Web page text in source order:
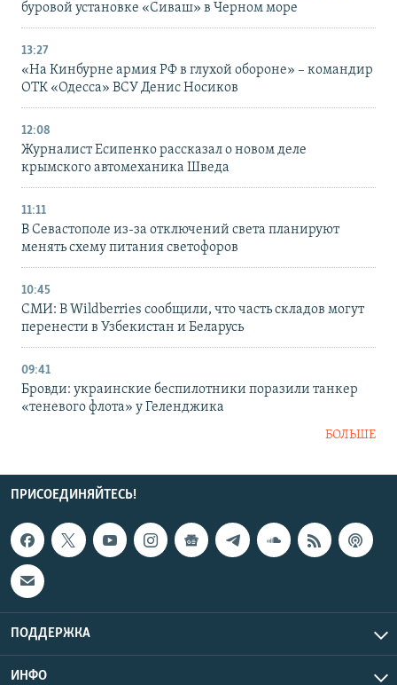
буровой установке «Сиваш» в Черном море
13:27
«На Кинбурне армия РФ в глухой обороне» – командир
ОТК «Одесса» ВСУ Денис Носиков
12:08
Журналист Есипенко рассказал о новом деле
крымского автомеханика Шведа
11:11
В Севастополе из-за отключений света планируют
менять схему питания светофоров
10:45
СМИ: В Wildberries сообщили, что часть складов могут
перенести в Узбекистан и Беларусь
09:41
Бровди: украинские беспилотники поразили танкер
«теневого флота» у Геленджика
БОЛЬШЕ
ПРИСОЕДИНЯЙТЕСЬ!
ПОДДЕРЖКА
ИНФО